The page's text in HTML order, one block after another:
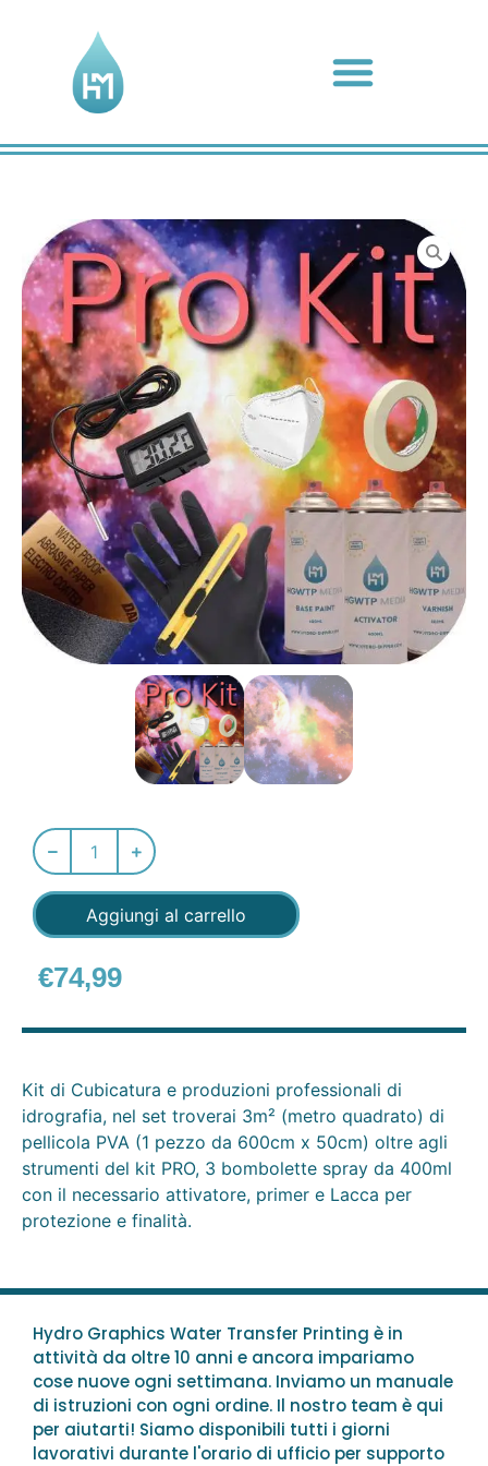
Aggiungi al carrello
€74,99
Kit di Cubicatura e produzioni professionali di
idrografia, nel set troverai 3m² (metro quadrato) di
pellicola PVA (1 pezzo da 600cm x 50cm) oltre agli
strumenti del kit PRO, 3 bombolette spray da 400ml
con il necessario attivatore, primer e Lacca per
protezione e finalità.
Hydro Graphics Water Transfer Printing è in
attività da oltre 10 anni e ancora impariamo
cose nuove ogni settimana. Inviamo un manuale
di istruzioni con ogni ordine. Il nostro team è qui
per aiutarti! Siamo disponibili tutti i giorni
lavorativi durante l'orario di ufficio per supporto